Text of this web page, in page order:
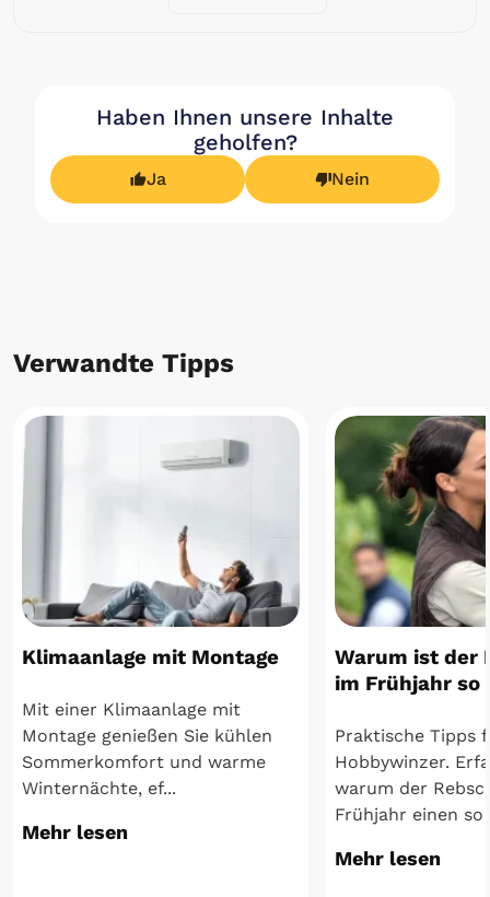
Haben Ihnen unsere Inhalte
geholfen?
Ja Nein
Verwandte Tipps
Klimaanlage mit Montage
Mit einer Klimaanlage mit
Montage genießen Sie kühlen
Sommerkomfort und warme
Winternächte, ef...
Mehr lesen
Warum ist der
im Frühjahr so
Praktische Tipps
Hobbywinzer.
warum der
Frühjahr einen so
Mehr lesen